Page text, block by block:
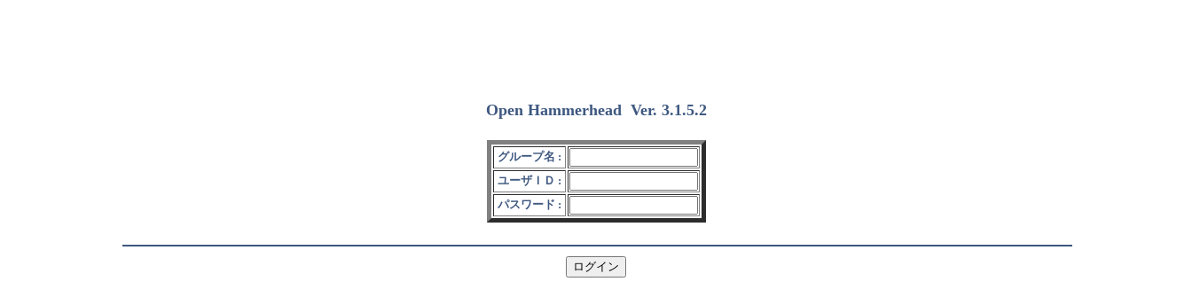
Open Hammerhead Ver. 3.1.5.2
グループ名 :
ユーザＩＤ :
パスワード :